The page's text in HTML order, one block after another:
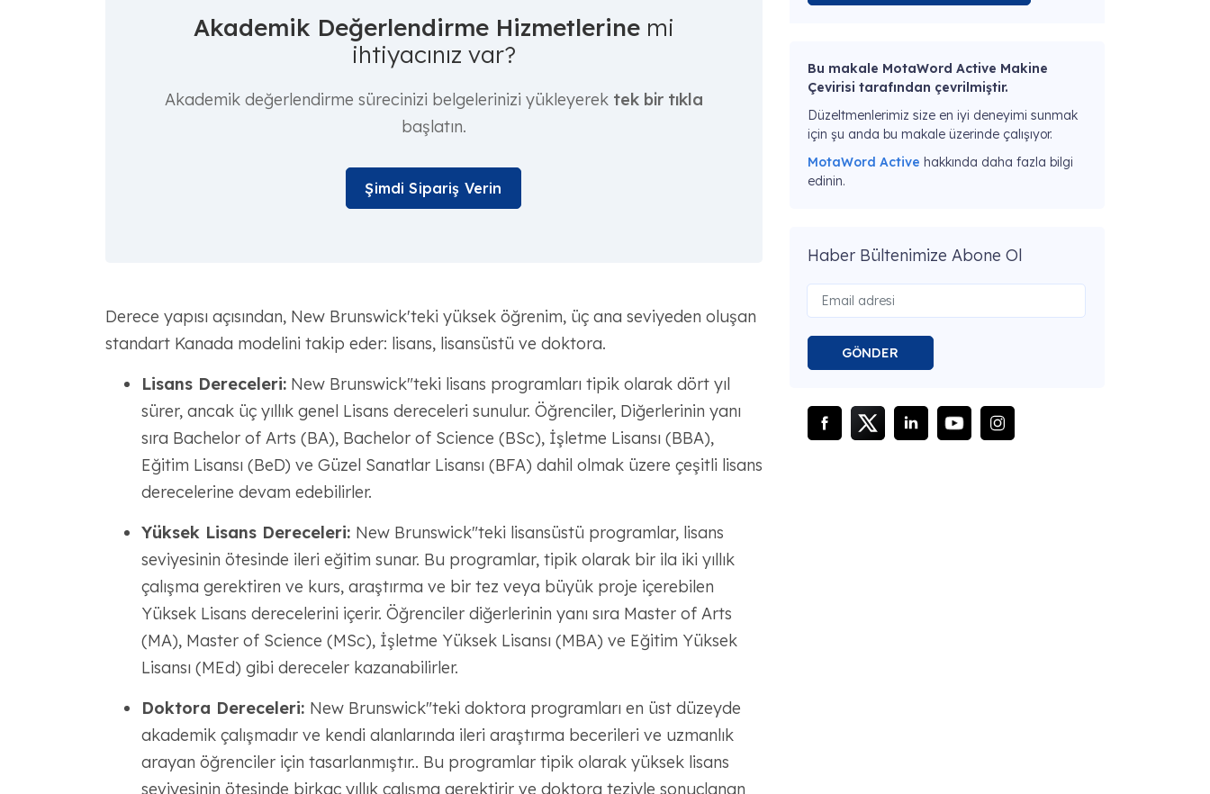
Akademik Değerlendirme Hizmetlerinemi
ihtiyacınız var?
Akademik değerlendirme sürecinizi belgelerinizi yükleyerek tek bir tıkla
başlatın.
Şimdi Sipariş Verin
Derece yapısı açısından, New Brunswick'teki yüksek öğrenim, üç ana seviyeden oluşan
standart Kanada modelini takip eder: lisans, lisansüstü ve doktora.
Lisans Dereceleri:New Brunswick"teki lisans programları tipik olarak dört yıl
sürer, ancak üç yıllık genel Lisans dereceleri sunulur. Öğrenciler, Diğerlerinin yanı
sıra Bachelor of Arts (BA), Bachelor of Science (BSc), İşletme Lisansı (BBA),
Eğitim Lisansı (BeD) ve Güzel Sanatlar Lisansı (BFA) dahil olmak üzere çeşitli lisans
derecelerine devam edebilirler.
Yüksek Lisans Dereceleri: New Brunswick"teki lisansüstü programlar, lisans
seviyesinin ötesinde ileri eğitim sunar. Bu programlar, tipik olarak bir ila iki yıllık
çalışma gerektiren ve kurs, araştırma ve bir tez veya büyük proje içerebilen
Yüksek Lisans derecelerini içerir. Öğrenciler diğerlerinin yanı sıra Master of Arts
(MA), Master of Science (MSc), İşletme Yüksek Lisansı (MBA) ve Eğitim Yüksek
Lisansı (MEd) gibi dereceler kazanabilirler.
Doktora Dereceleri: New Brunswick"teki doktora programları en üst düzeyde
akademik çalışmadır ve kendi alanlarında ileri araştırma becerileri ve uzmanlık
arayan öğrenciler için tasarlanmıştır.. Bu programlar tipik olarak yüksek lisans
seviyesinin ötesinde birkaç yıllık çalışma gerektirir ve doktora teziyle sonuçlanan
Bu makale MotaWord Active Makine
Çevirisi tarafından çevrilmiştir.
Düzeltmenlerimiz size en iyi deneyimi sunmak
için şu anda bu makale üzerinde çalışıyor.
MotaWord Active hakkında daha fazla bilgi
edinin.
Haber Bültenimize Abone Ol
GÖNDER